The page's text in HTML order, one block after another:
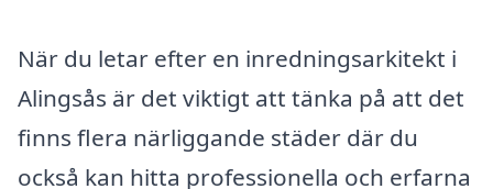
När du letar efter en inredningsarkitekt i
Alingsås är det viktigt att tänka på att det
finns flera närliggande städer där du
också kan hitta professionella och erfarna